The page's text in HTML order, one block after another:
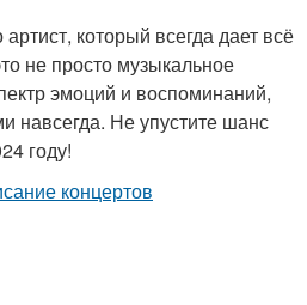
который всегда дает всё
не просто музыкальное
эмоций и воспоминаний,
навсегда. Не упустите шанс
году!
концертов